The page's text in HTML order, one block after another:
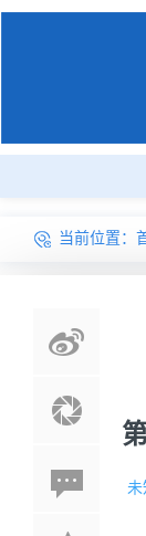
当前位置：
未